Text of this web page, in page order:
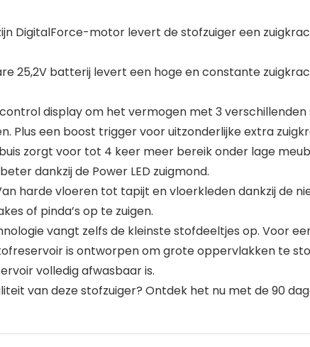
DigitalForce-motor levert de stofzuiger een
25,2V batterij levert een hoge en constante
display om het vermogen met 3
Plus een boost trigger voor uitzonderlijke extra
zorgt voor tot 4 keer meer bereik onder lage
dankzij de Power LED zuigmond.
harde vloeren tot tapijt en vloerkleden dankzij de
of pinda’s op te zuigen.
vangt zelfs de kleinste stofdeeltjes op. Voor
is ontworpen om grote oppervlakken te
volledig afwasbaar is.
van deze stofzuiger? Ontdek het nu met de 90